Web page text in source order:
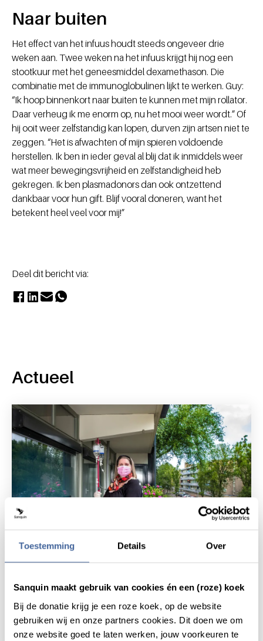
Toestemming Details Over
Sanquin maakt gebruik van cookies én een (roze) koek
Bij de donatie krijg je een roze koek, op de website
gebruiken wij en onze partners cookies. Dit doen we om
onze website goed te laten werken, jouw voorkeuren te
Naar buiten
Het effect van het infuus houdt steeds ongeveer drie
weken aan. Twee weken na het infuus krijgt hij nog een
stootkuur met het geneesmiddel dexamethason. Die
combinatie met de immunoglobulinen lijkt te werken. Guy:
“Ik hoop binnenkort naar buiten te kunnen met mijn rollator.
Daar verheug ik me enorm op, nu het mooi weer wordt.” Of
hij ooit weer zelfstandig kan lopen, durven zijn artsen niet te
zeggen. “Het is afwachten of mijn spieren voldoende
herstellen. Ik ben in ieder geval al blij dat ik inmiddels weer
wat meer bewegingsvrijheid en zelfstandigheid heb
gekregen. Ik ben plasmadonors dan ook ontzettend
dankbaar voor hun gift. Blijf vooral doneren, want het
betekent heel veel voor mij!”
Deel dit bericht via:
Actueel
Gisou: “Donors houden mij in
leven”
lees patiëntverhaalover gisou: “donors houden mij in